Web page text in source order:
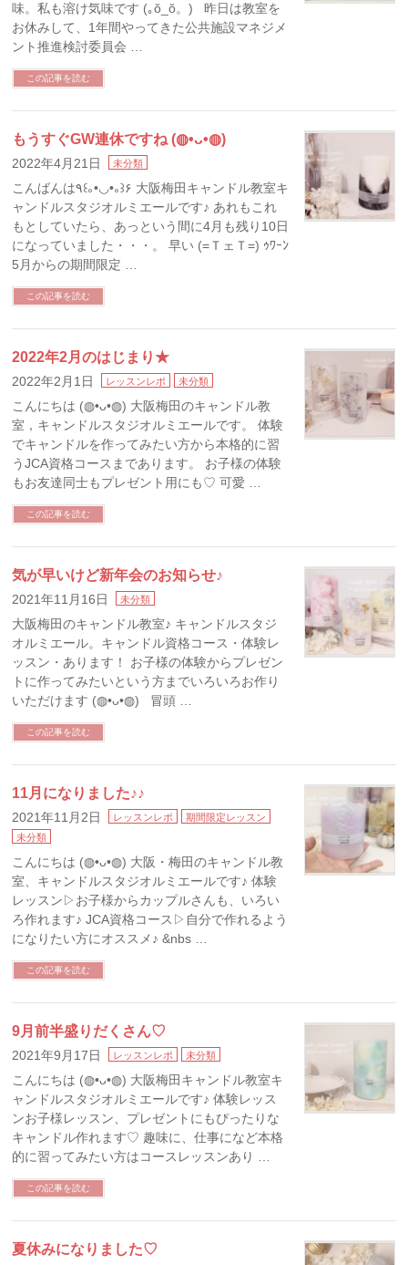
味。私も溶け気味です (｡ŏ_ŏ。) 昨日は教室を
お休みして、1年間やってきた公共施設マネジメ
ント推進検討委員会 …
この記事を読む
もうすぐGW連休ですね (◍•ᴗ•◍)
2022年4月21日 未分類
こんばんは٩꒰｡•◡•｡꒱۶ 大阪梅田キャンドル教室キ
ャンドルスタジオルミエールです♪ あれもこれ
もとしていたら、あっという間に4月も残り10日
になっていました・・・。 早い (=ＴェＴ=) ｩﾜｰﾝ
5月からの期間限定 …
この記事を読む
2022年2月のはじまり★
2022年2月1日 レッスンレポ 未分類
こんにちは (◍•ᴗ•◍) 大阪梅田のキャンドル教
室，キャンドルスタジオルミエールです。 体験
でキャンドルを作ってみたい方から本格的に習
うJCA資格コースまであります。 お子様の体験
もお友達同士もプレゼント用にも♡ 可愛 …
この記事を読む
気が早いけど新年会のお知らせ♪
2021年11月16日 未分類
大阪梅田のキャンドル教室♪ キャンドルスタジ
オルミエール。キャンドル資格コース・体験レ
ッスン・あります！ お子様の体験からプレゼン
トに作ってみたいという方までいろいろお作り
いただけます (◍•ᴗ•◍) 冒頭 …
この記事を読む
11月になりました♪♪
2021年11月2日 レッスンレポ
期間限定レッスン
未分類
こんにちは (◍•ᴗ•◍) 大阪・梅田のキャンドル教
室、キャンドルスタジオルミエールです♪ 体験
レッスン▷お子様からカップルさんも、いろい
ろ作れます♪ JCA資格コース▷自分で作れるよう
になりたい方にオススメ♪ &nbs …
この記事を読む
9月前半盛りだくさん♡
2021年9月17日 レッスンレポ 未分類
こんにちは (◍•ᴗ•◍) 大阪梅田キャンドル教室キ
ャンドルスタジオルミエールです♪ 体験レッス
ンお子様レッスン、プレゼントにもぴったりな
キャンドル作れます♡ 趣味に、仕事になど本格
的に習ってみたい方はコースレッスンあり …
この記事を読む
夏休みになりました♡